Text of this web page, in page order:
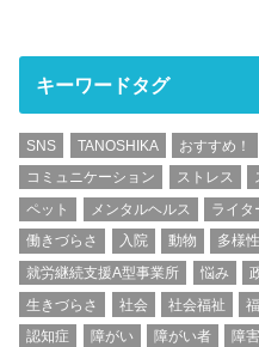
キーワードタグ
SNS TANOSHIKA おすすめ！
コミュニケーション
ストレス
ペット
メンタルヘルス ライタ
働きづらさ
入院 動物 多様性
就労継続支援A型事業所
悩み
生きづらさ
社会 社会福祉
認知症
障がい 障がい者 障